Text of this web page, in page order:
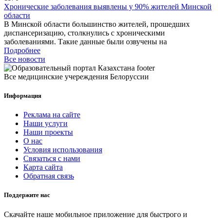
Хронические заболевания выявлены у 90% жителей Минской
области
В Минской области большинство жителей, прошедших
диспансеризацию, столкнулись с хроническими
заболеваниями. Такие данные были озвучены на
Подробнее
Все новости
Все медицинские учереждения Белоруссии
Информация
Реклама на сайте
Наши услуги
Наши проекты
О нас
Условия использования
Связаться с нами
Карта сайта
Обратная связь
Поддержите нас
Скачайте наше мобильное приложение для быстрого и